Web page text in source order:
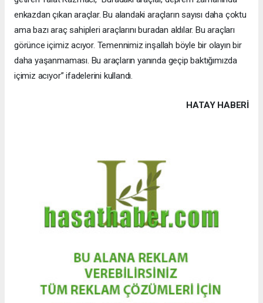
enkazdan çıkan araçlar. Bu alandaki araçların sayısı daha çoktu
ama bazı araç sahipleri araçlarını buradan aldılar. Bu araçları
görünce içimiz acıyor. Temennimiz inşallah böyle bir olayın bir
daha yaşanmaması. Bu araçların yanında geçip baktığımızda
içimiz acıyor” ifadelerini kullandı.
HATAY HABERİ